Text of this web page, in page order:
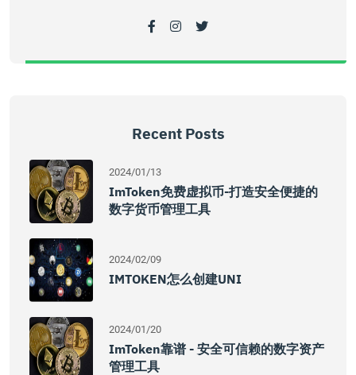
Recent Posts
2024/01/13
ImToken免费虚拟币-打造安全便捷的
数字货币管理工具
2024/02/09
IMTOKEN怎么创建UNI
2024/01/20
ImToken靠谱 - 安全可信赖的数字资产
管理工具